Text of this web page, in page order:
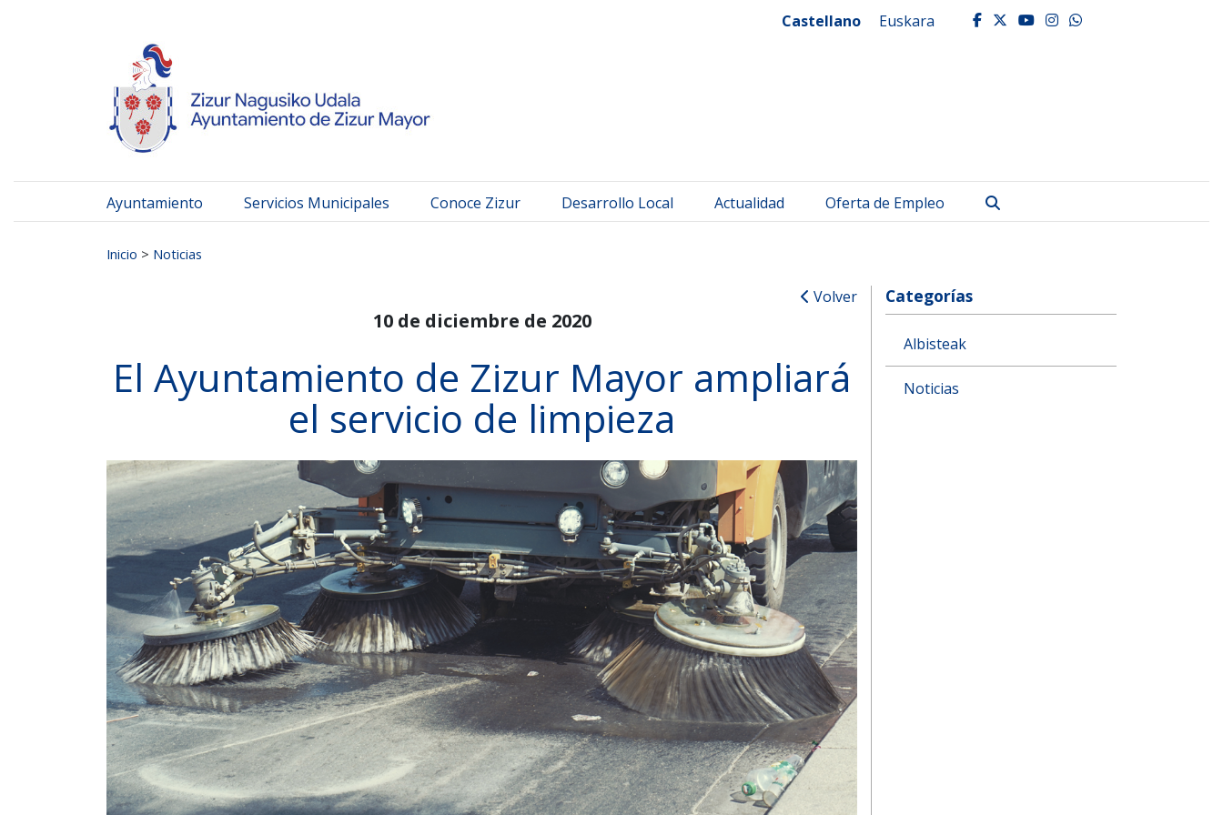
Castellano Euskara facebook
twitter
youtube
instagram
whatsapp
Ayuntamiento Servicios Municipales Conoce Zizur Desarrollo Local Actualidad Oferta de Empleo
Inicio > Noticias
Volver
10 de diciembre de 2020
El Ayuntamiento de Zizur Mayor ampliará
el servicio de limpieza
Categorías
Albisteak
Noticias